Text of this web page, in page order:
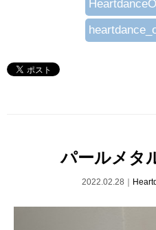
HeartdanceO
パールメタ
2022.02.28｜